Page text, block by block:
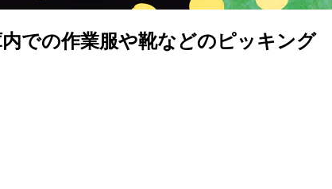
での作業服や靴などのピッキング